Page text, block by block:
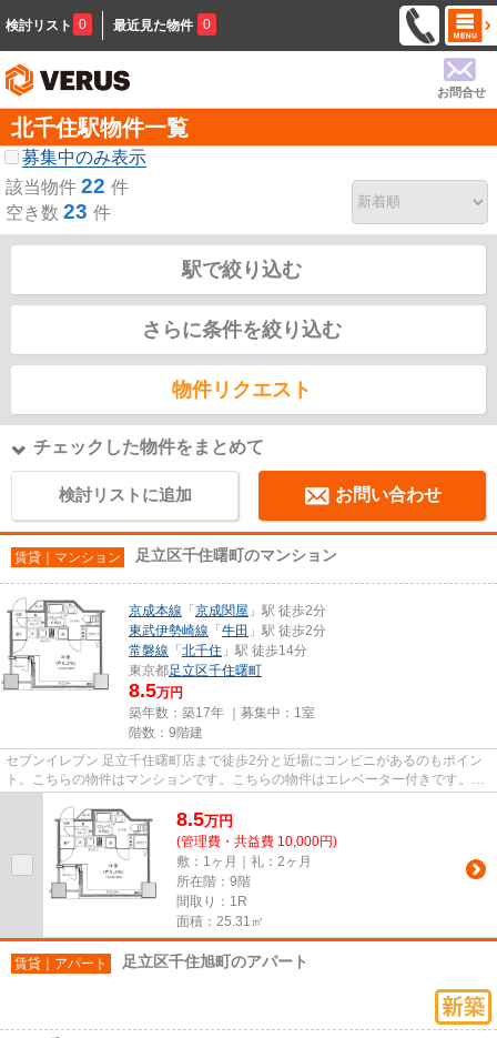
検討リスト 0 最近見た物件 0
お問合せ
北千住駅物件一覧
募集中のみ表示
該当物件 22 件
空き数 23 件
駅で絞り込む
さらに条件を絞り込む
物件リクエスト
チェックした物件をまとめて
検討リストに追加 お問い合わせ
賃貸｜マンション 足立区千住曙町のマンション
京成本線 「 京成関屋 」駅 徒歩2分
東武伊勢崎線 「 牛田 」駅 徒歩2分
常磐線 「 北千住 」駅 徒歩14分
東京都足立区千住曙町
8.5万円
築年数：築17年 ｜募集中： 1室
階数：9階建
セブンイレブン 足立千住曙町店まで徒歩2分と近場にコンビニがあるのもポイン
ト。こちらの物件はマンションです。こちらの物件はエレベーター付きです。自
8.5万円
(管理費・共益費 10,000円)
敷：1ヶ月｜礼：2ヶ月
所在階：9階
間取り：1R
面積：25.31㎡
賃貸｜アパート 足立区千住旭町のアパート